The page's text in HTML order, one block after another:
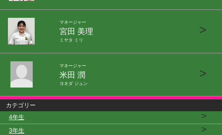
マネージャー
宮田 美理
ミヤタ ミリ
>
マネージャー
米田 潤
ヨネダ ジュン
>
カテゴリー
4年生
>
3年生 >